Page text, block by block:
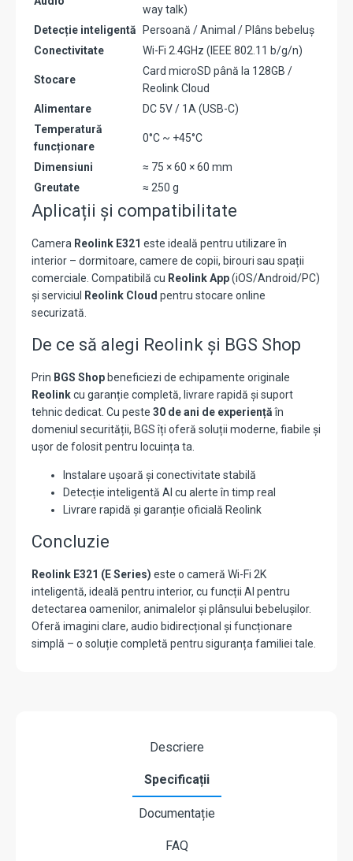
way talk)
Detecție inteligentă
Persoană / Animal / Plâns bebeluș
Conectivitate
Wi-Fi 2.4GHz (IEEE 802.11 b/g/n)
Stocare
Card microSD până la 128GB /
Reolink Cloud
Alimentare
DC 5V / 1A (USB-C)
Temperatură
funcționare
0°C ~ +45°C
Dimensiuni
≈ 75 × 60 × 60 mm
Greutate
≈ 250 g
Aplicații și compatibilitate
Camera Reolink E321 este ideală pentru utilizare în
interior – dormitoare, camere de copii, birouri sau spații
comerciale. Compatibilă cu Reolink App(iOS/Android/PC)
și serviciul
Reolink Cloud pentru stocare online
securizată.
De ce să alegi Reolink și BGS Shop
Prin BGS Shop beneficiezi de echipamente originale
Reolinkcu garanție completă, livrare rapidă și suport
tehnic dedicat. Cu peste 30 de ani de experiențăîn
domeniul securității, BGS îți oferă soluții moderne, fiabile și
ușor de folosit pentru locuința ta.
Instalare ușoară și conectivitate stabilă
Detecție inteligentă AI cu alerte în timp real
Livrare rapidă și garanție oficială Reolink
Concluzie
Reolink E321 (E Series) este o cameră Wi-Fi 2K
inteligentă, ideală pentru interior, cu funcții AI pentru
detectarea oamenilor, animalelor și plânsului bebelușilor.
Oferă imagini clare, audio bidirecțional și funcționare
simplă – o soluție completă pentru siguranța familiei tale.
Descriere
Specificații
Documentație
FAQ